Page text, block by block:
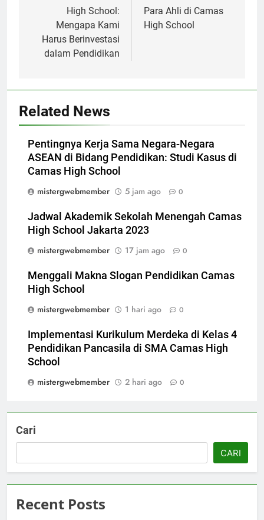
High School:
Mengapa Kami
Harus Berinvestasi
dalam Pendidikan
Para Ahli di Camas
High School
Related News
Pentingnya Kerja Sama Negara-Negara
ASEAN di Bidang Pendidikan: Studi Kasus di
Camas High School
mistergwebmember
5 jam ago 0
Jadwal Akademik Sekolah Menengah Camas
High School Jakarta 2023
mistergwebmember
17 jam ago 0
Menggali Makna Slogan Pendidikan Camas
High School
mistergwebmember
1 hari ago 0
Implementasi Kurikulum Merdeka di Kelas 4
Pendidikan Pancasila di SMA Camas High
School
mistergwebmember
2 hari ago 0
Cari
CARI
Recent Posts